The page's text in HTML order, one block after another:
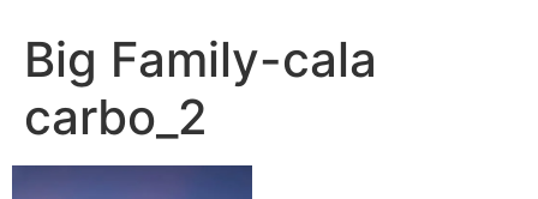
Big Family-cala
carbo_2